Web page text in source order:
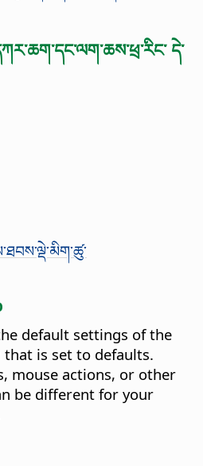
དེ་
default settings of the
is set to defaults.
mouse actions, or other
be different for your